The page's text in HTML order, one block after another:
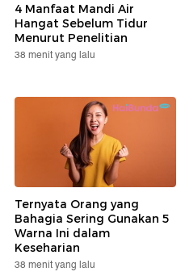
4 Manfaat Mandi Air
Hangat Sebelum Tidur
Menurut Penelitian
38 menit yang lalu
Ternyata Orang yang
Bahagia Sering Gunakan 5
Warna Ini dalam
Keseharian
38 menit yang lalu